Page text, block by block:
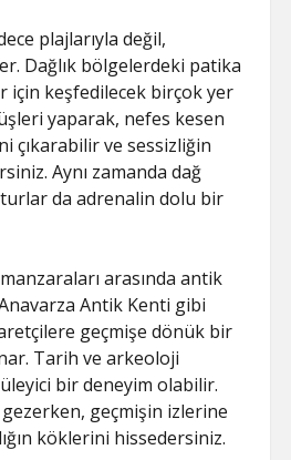
plajlarıyla değil,
Dağlık bölgelerdeki patika
için keşfedilecek birçok yer
yaparak, nefes kesen
çıkarabilir ve sessizliğin
Aynı zamanda dağ
da adrenalin dolu bir
arasında antik
Antik Kenti gibi
geçmişe dönük bir
Tarih ve arkeoloji
bir deneyim olabilir.
geçmişin izlerine
köklerini hissedersiniz.